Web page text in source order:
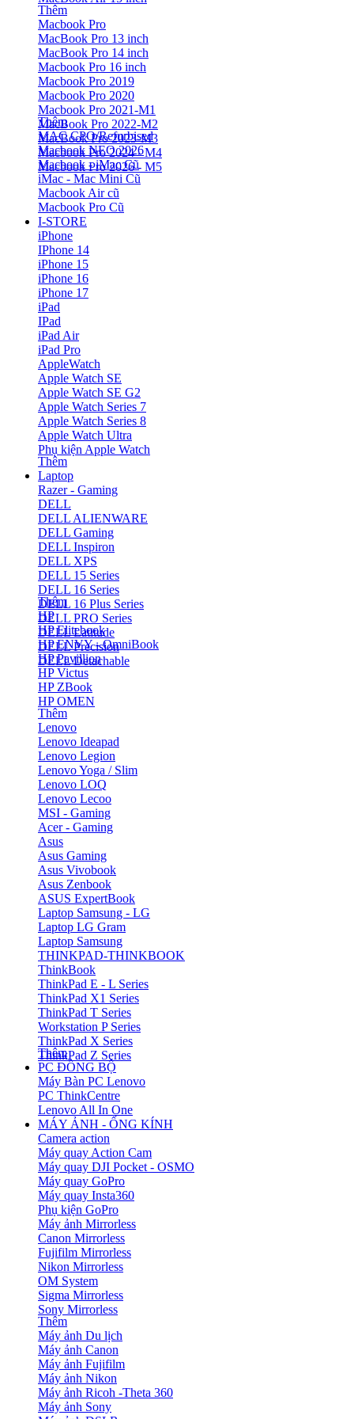
Thêm
Macbook Pro
MacBook Pro 13 inch
MacBook Pro 14 inch
Macbook Pro 16 inch
Macbook Pro 2019
Macbook Pro 2020
Macbook Pro 2021-M1
MacBook Pro 2022-M2
MacBook Pro 2023-M3
Macbook Pro 2024 - M4
Macbook Pro 2026 - M5
Thêm
MAC CPO/Refurbised
Macbook NEO 2026
Macbook - iMac Cũ
iMac - Mac Mini Cũ
Macbook Air cũ
Macbook Pro Cũ
I-STORE
iPhone
IPhone 14
iPhone 15
iPhone 16
iPhone 17
iPad
IPad
iPad Air
iPad Pro
AppleWatch
Apple Watch SE
Apple Watch SE G2
Apple Watch Series 7
Apple Watch Series 8
Apple Watch Ultra
Phụ kiện Apple Watch
Thêm
Laptop
Razer - Gaming
DELL
DELL ALIENWARE
DELL Gaming
DELL Inspiron
DELL XPS
DELL 15 Series
DELL 16 Series
DELL 16 Plus Series
DELL PRO Series
DELL Latitude
DELL Precision
DELL Detachable
Thêm
HP
HP Elitebook
HP ENVY - OmniBook
HP Pavillion
HP Victus
HP ZBook
HP OMEN
Thêm
Lenovo
Lenovo Ideapad
Lenovo Legion
Lenovo Yoga / Slim
Lenovo LOQ
Lenovo Lecoo
MSI - Gaming
Acer - Gaming
Asus
Asus Gaming
Asus Vivobook
Asus Zenbook
ASUS ExpertBook
Laptop Samsung - LG
Laptop LG Gram
Laptop Samsung
THINKPAD-THINKBOOK
ThinkBook
ThinkPad E - L Series
ThinkPad X1 Series
ThinkPad T Series
Workstation P Series
ThinkPad X Series
ThinkPad Z Series
Thêm
PC ĐỒNG BỘ
Máy Bàn PC Lenovo
PC ThinkCentre
Lenovo All In One
MÁY ẢNH - ỐNG KÍNH
Camera action
Máy quay Action Cam
Máy quay DJI Pocket - OSMO
Máy quay GoPro
Máy quay Insta360
Phụ kiện GoPro
Máy ảnh Mirrorless
Canon Mirrorless
Fujifilm Mirrorless
Nikon Mirrorless
OM System
Sigma Mirrorless
Sony Mirrorless
Thêm
Máy ảnh Du lịch
Máy ảnh Canon
Máy ảnh Fujifilm
Máy ảnh Nikon
Máy ảnh Ricoh -Theta 360
Máy ảnh Sony